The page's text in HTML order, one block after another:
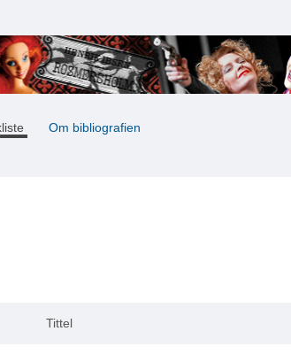
Om bibliografien
Tittel